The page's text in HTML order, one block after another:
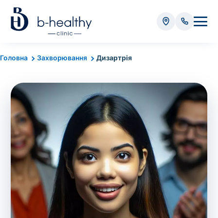
Головна Захворювання Дизартрія
Аналізи
Вартість забору крові - 50 грн
Вартість забору біоматеріалу (крім крові) - від
35 грн
Всього: 0 грн
Попередній запис на дослідження не
потрібний. Виняток становлять мазки та